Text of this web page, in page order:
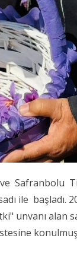
Safranbolu
ile başladı.
unvanı alan